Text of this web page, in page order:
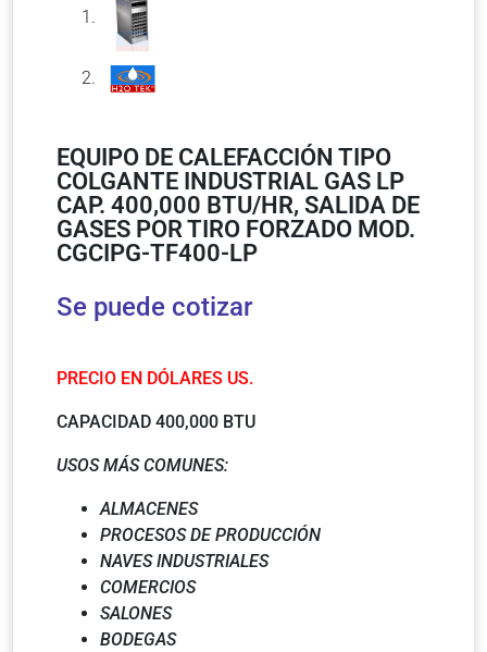
EQUIPO DE CALEFACCIÓN TIPO
COLGANTE INDUSTRIAL GAS LP
CAP. 400,000 BTU/HR, SALIDA DE
GASES POR TIRO FORZADO MOD.
CGCIPG-TF400-LP
Se puede cotizar
PRECIO EN DÓLARES US.
CAPACIDAD 400,000 BTU
USOS MÁS COMUNES:
ALMACENES
PROCESOS DE PRODUCCIÓN
NAVES INDUSTRIALES
COMERCIOS
SALONES
BODEGAS